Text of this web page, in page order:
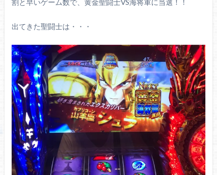
割と早いゲーム数で、黄金聖闘士VS海将軍に当選！！
出てきた聖闘士は・・・